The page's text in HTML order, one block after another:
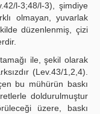
l-3;48/l-3), şimdiye
olmayan, yuvarlak
düzenlenmiş, çizi
ile, şekil olarak
(Lev.43/1,2,4).
bu mühürün baskı
doldurulmuştur
üzere, baskı